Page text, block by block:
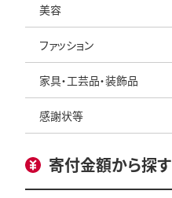
美容
ファッション
家具・工芸品・装飾品
感謝状等
寄付金額から探す